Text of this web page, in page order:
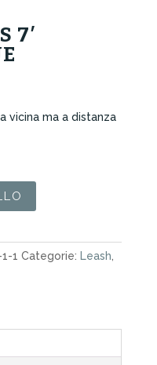
7′
vicina ma a distanza
1 Categorie: Leash,